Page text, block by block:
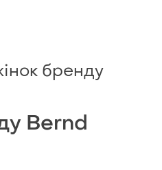
бренду
Bernd